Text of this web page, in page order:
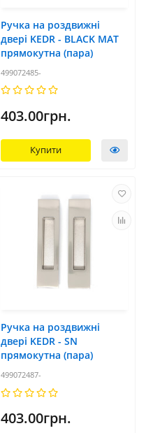
Ручка на роздвижні
двері KEDR - BLACK MAT
прямокутна (пара)
499072485-
403.00грн.
Купити
Ручка на роздвижні
двері KEDR - SN
прямокутна (пара)
499072487-
403.00грн.